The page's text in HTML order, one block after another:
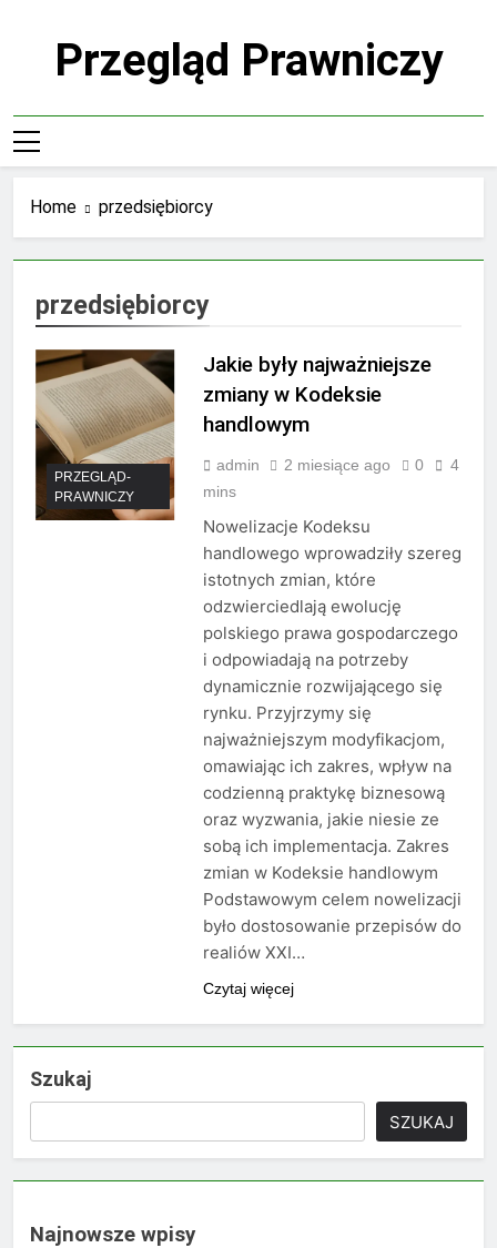
Przegląd Prawniczy
Home przedsiębiorcy
przedsiębiorcy
PRZEGLĄD-
PRAWNICZY
Jakie były najważniejsze
zmiany w Kodeksie
handlowym
admin 2 miesiące ago 0
4
mins
Nowelizacje Kodeksu
handlowego wprowadziły szereg
istotnych zmian, które
odzwierciedlają ewolucję
polskiego prawa gospodarczego
i odpowiadają na potrzeby
dynamicznie rozwijającego się
rynku. Przyjrzymy się
najważniejszym modyfikacjom,
omawiając ich zakres, wpływ na
codzienną praktykę biznesową
oraz wyzwania, jakie niesie ze
sobą ich implementacja. Zakres
zmian w Kodeksie handlowym
Podstawowym celem nowelizacji
było dostosowanie przepisów do
realiów XXI…
Czytaj więcej
Szukaj
SZUKAJ
Najnowsze wpisy